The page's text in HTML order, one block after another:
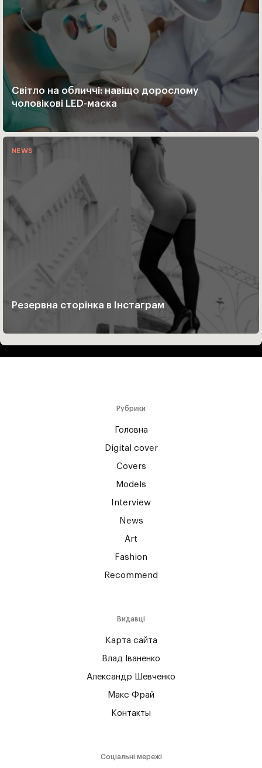
Світло на обличчі: навіщо дорослому
чоловікові LED-маска
NEWS
Резервна сторінка в Інстаграм
Рубрики
Головна
Digital cover
Covers
Models
Interview
News
Art
Fashion
Recommend
Видавці
Карта сайта
Влад Іваненко
Александр Шевченко
Макс Фрай
Контакты
Соціальні мережі